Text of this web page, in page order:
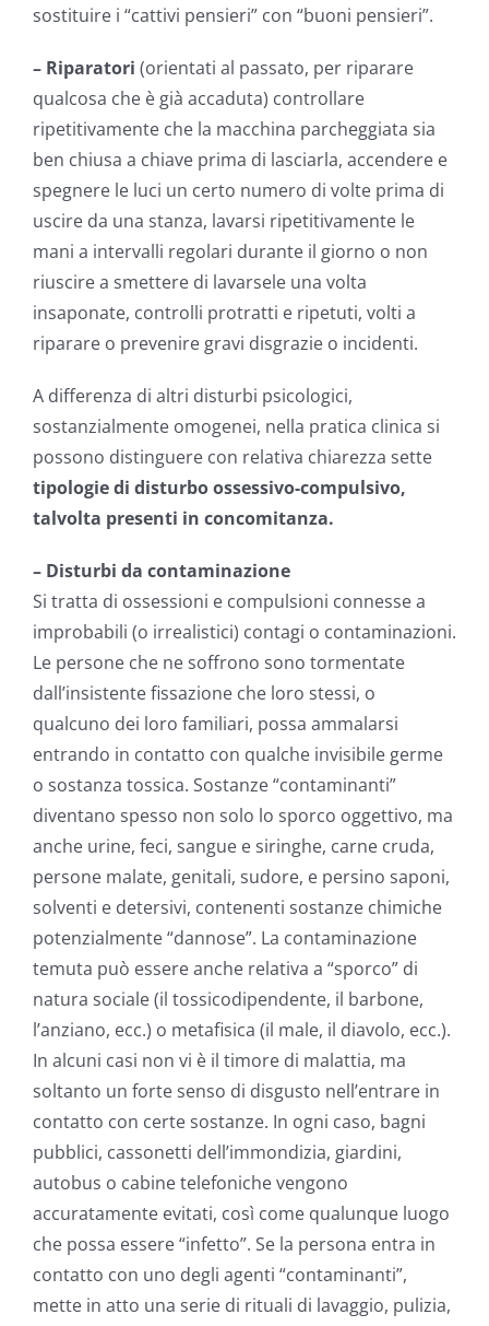
sostituire i “cattivi pensieri” con “buoni pensieri”.
– Riparatori (orientati al passato, per riparare
qualcosa che è già accaduta) controllare
ripetitivamente che la macchina parcheggiata sia
ben chiusa a chiave prima di lasciarla, accendere e
spegnere le luci un certo numero di volte prima di
uscire da una stanza, lavarsi ripetitivamente le
mani a intervalli regolari durante il giorno o non
riuscire a smettere di lavarsele una volta
insaponate, controlli protratti e ripetuti, volti a
riparare o prevenire gravi disgrazie o incidenti.
A differenza di altri disturbi psicologici,
sostanzialmente omogenei, nella pratica clinica si
possono distinguere con relativa chiarezza sette
tipologie di disturbo ossessivo-compulsivo,
talvolta presenti in concomitanza.
– Disturbi da contaminazione
Si tratta di ossessioni e compulsioni connesse a
improbabili (o irrealistici) contagi o contaminazioni.
Le persone che ne soffrono sono tormentate
dall’insistente fissazione che loro stessi, o
qualcuno dei loro familiari, possa ammalarsi
entrando in contatto con qualche invisibile germe
o sostanza tossica. Sostanze “contaminanti”
diventano spesso non solo lo sporco oggettivo, ma
anche urine, feci, sangue e siringhe, carne cruda,
persone malate, genitali, sudore, e persino saponi,
solventi e detersivi, contenenti sostanze chimiche
potenzialmente “dannose”. La contaminazione
temuta può essere anche relativa a “sporco” di
natura sociale (il tossicodipendente, il barbone,
l’anziano, ecc.) o metafisica (il male, il diavolo, ecc.).
In alcuni casi non vi è il timore di malattia, ma
soltanto un forte senso di disgusto nell’entrare in
contatto con certe sostanze. In ogni caso, bagni
pubblici, cassonetti dell’immondizia, giardini,
autobus o cabine telefoniche vengono
accuratamente evitati, così come qualunque luogo
che possa essere “infetto”. Se la persona entra in
contatto con uno degli agenti “contaminanti”,
mette in atto una serie di rituali di lavaggio, pulizia,